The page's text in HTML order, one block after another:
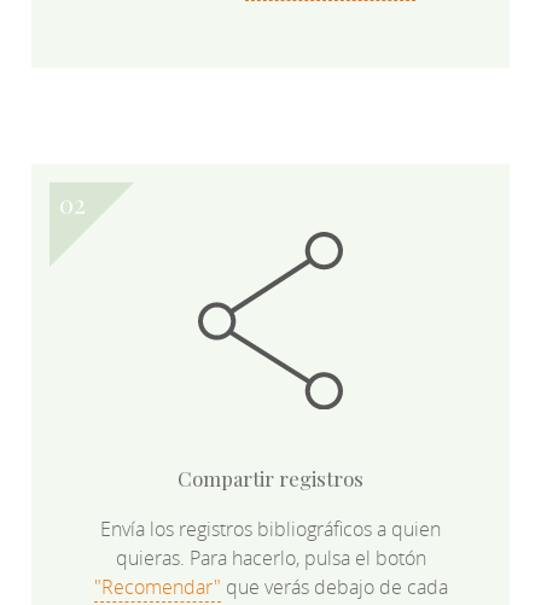
Compartir registros
Envía los registros bibliográficos a quien
quieras. Para hacerlo, pulsa el botón
"Recomendar" que verás debajo de cada